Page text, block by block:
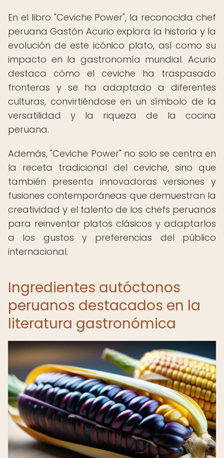
En el libro "Ceviche Power", la reconocida chef
peruana Gastón Acurio explora la historia y la
evolución de este icónico plato, así como su
impacto en la gastronomía mundial. Acurio
destaca cómo el ceviche ha traspasado
fronteras y se ha adaptado a diferentes
culturas, convirtiéndose en un símbolo de la
versatilidad y la riqueza de la cocina
peruana.
Además, "Ceviche Power" no solo se centra en
la receta tradicional del ceviche, sino que
también presenta innovadoras versiones y
fusiones contemporáneas que demuestran la
creatividad y el talento de los chefs peruanos
para reinventar platos clásicos y adaptarlos
a los gustos y preferencias del público
internacional.
Ingredientes autóctonos
peruanos destacados en la
literatura gastronómica